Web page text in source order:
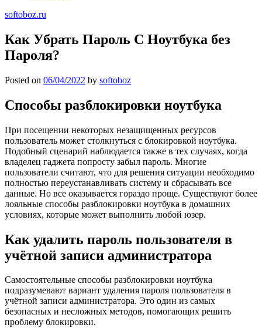
softoboz.ru
Как Убрать Пароль С Ноутбука без
Пароля?
Posted on 06/04/2022 by softoboz
Способы разблокировки ноутбука
При посещении некоторых незащищенных ресурсов
пользователь может столкнуться с блокировкой ноутбука.
Подобный сценарий наблюдается также в тех случаях, когда
владелец гаджета попросту забыл пароль. Многие
пользователи считают, что для решения ситуации необходимо
полностью переустанавливать систему и сбрасывать все
данные. Но все оказывается гораздо проще. Существуют более
лояльные способы разблокировки ноутбука в домашних
условиях, которые может выполнить любой юзер.
Как удалить пароль пользователя в
учётной записи администратора
Самостоятельные способы разблокировки ноутбука
подразумевают вариант удаления пароля пользователя в
учётной записи администратора. Это один из самых
безопасных и несложных методов, помогающих решить
проблему блокировки.